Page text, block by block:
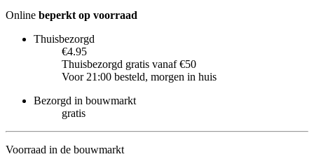
Online beperkt op voorraad
Thuisbezorgd
€4.95
Thuisbezorgd gratis vanaf €50
Voor 21:00 besteld, morgen in huis
Bezorgd in bouwmarkt
gratis
Voorraad in de bouwmarkt